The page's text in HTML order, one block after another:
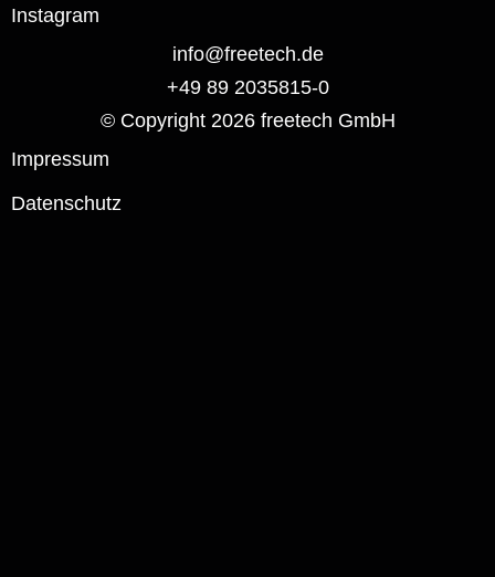
Instagram
info@freetech.de
+49 89 2035815-0
© Copyright 2026 freetech GmbH
Impressum
Datenschutz